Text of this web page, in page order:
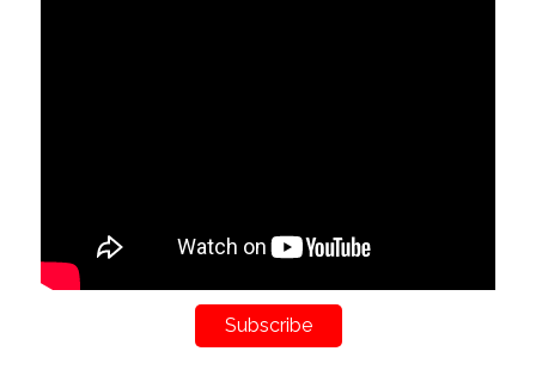
Subscribe